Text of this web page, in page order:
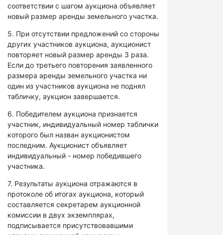
соответствии с шагом аукциона объявляет
новый размер аренды земельного участка.
5. При отсутствии предложений со стороны
других участников аукциона, аукционист
повторяет новый размер аренды 3 раза.
Если до третьего повторения заявленного
размера аренды земельного участка ни
один из участников аукциона не поднял
табличку, аукцион завершается.
6. Победителем аукциона признается
участник, индивидуальный номер таблички
которого был назван аукционистом
последним. Аукционист объявляет
индивидуальный - номер победившего
участника.
7. Результаты аукциона отражаются в
протоколе об итогах аукциона, который
составляется секретарем аукционной
комиссии в двух экземплярах,
подписывается присутствовавшими